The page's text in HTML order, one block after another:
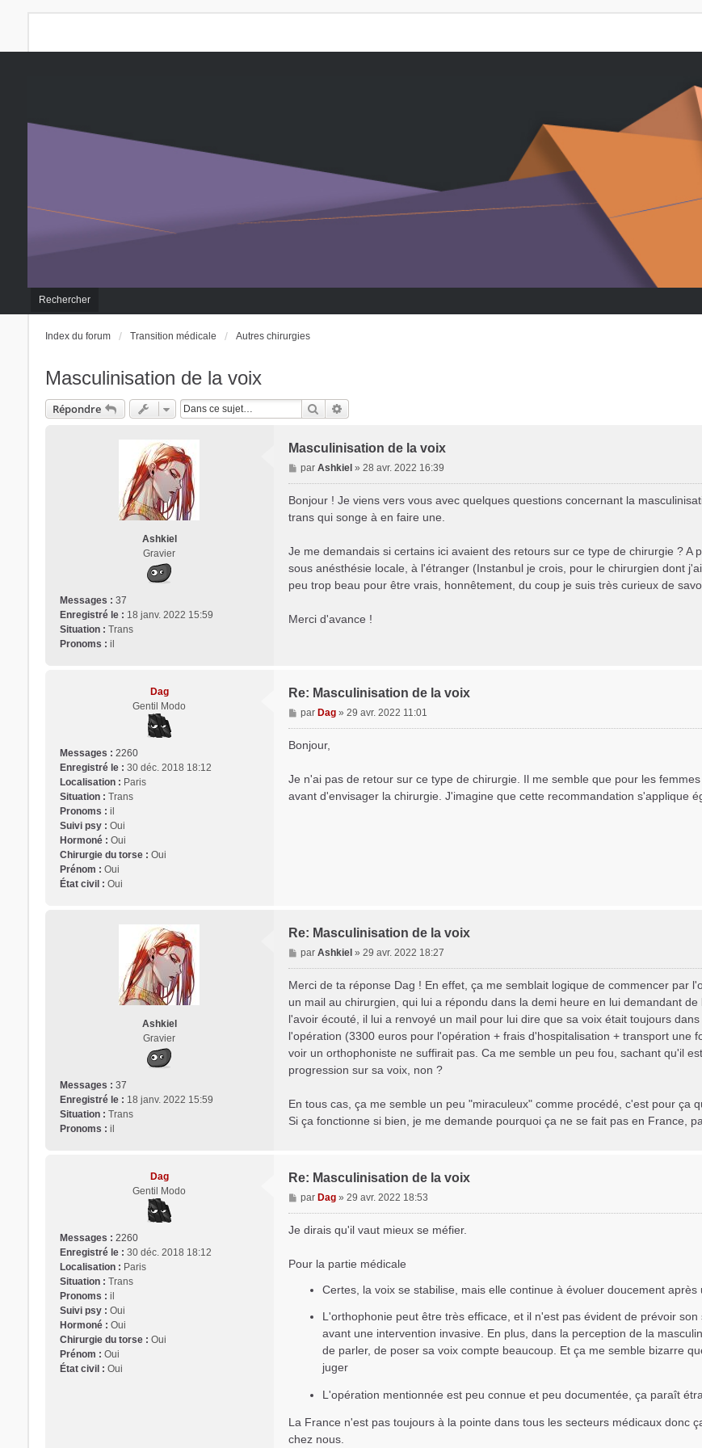
Trans District
Forum d'information sur les transidentités masculines FtM/FtX/Ft*
Rechercher
Index du forum Transition médicale Autres chirurgies
Masculinisation de la voix
Répondre Rechercher
Ashkiel
Gravier
Messages : 37
Enregistré le : 18 janv. 2022 15:59
Situation : Trans
Pronoms : il
Masculinisation de la voix
M
e
a
e
parAshkiel » 28 avr. 2022 16:39
Bonjour ! Je viens vers vous avec quelques questions concernant la
trans qui songe à en faire une.
Je me demandais si certains ici avaient des retours sur ce type de chirurgie ? A
sous anésthésie locale, à l'étranger (Instanbul je crois, pour le chirurgien dont
peu trop beau pour être vrais, honnêtement, du coup je suis très curieux de
Merci d'avance !
Dag
Gentil Modo
Messages : 2260
Enregistré le : 30 déc. 2018 18:12
Localisation : Paris
Situation : Trans
Pronoms : il
Suivi psy : Oui
Hormoné : Oui
Chirurgie du torse : Oui
Prénom : Oui
État civil : Oui
Re: Masculinisation de la voix
M
e
g
e
parDag »29 avr. 2022 11:01
Bonjour,
Je n'ai pas de retour sur ce type de chirurgie. Il me semble que pour les
avant d'envisager la chirurgie. J'imagine que cette recommandation s'applique
Ashkiel
Gravier
Messages : 37
Enregistré le : 18 janv. 2022 15:59
Situation : Trans
Pronoms : il
Re: Masculinisation de la voix
M
e
a
g
e
parAshkiel » 29 avr. 2022 18:27
Merci de ta réponse Dag ! En effet, ça me semblait logique de commencer par
un mail au chirurgien, qui lui a répondu dans la demi heure en lui demandant
l'avoir écouté, il lui a renvoyé un mail pour lui dire que sa voix était toujours
l'opération (3300 euros pour l'opération + frais d'hospitalisation + transport une
voir un orthophoniste ne suffirait pas. Ca me semble un peu fou, sachant qu'il
progression sur sa voix, non ?
En tous cas, ça me semble un peu "miraculeux" comme procédé, c'est pour ça
Si ça fonctionne si bien, je me demande pourquoi ça ne se fait pas en France,
Dag
Gentil Modo
Messages : 2260
Enregistré le : 30 déc. 2018 18:12
Localisation : Paris
Situation : Trans
Pronoms : il
Suivi psy : Oui
Hormoné : Oui
Chirurgie du torse : Oui
Prénom : Oui
État civil : Oui
Re: Masculinisation de la voix
M
e
g
parDag »29 avr. 2022 18:53
Je dirais qu'il vaut mieux se méfier.
Pour la partie médicale
Certes, la voix se stabilise, mais elle continue à évoluer doucement après
L'orthophonie peut être très efficace, et il n'est pas évident de prévoir
avant une intervention invasive. En plus, dans la perception de la
de parler, de poser sa voix compte beaucoup. Et ça me semble bizarre
juger
L'opération mentionnée est peu connue et peu documentée, ça paraît
La France n'est pas toujours à la pointe dans tous les secteurs médicaux donc
chez nous.